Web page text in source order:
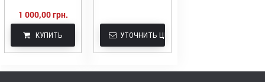
1 000,00 грн.
КУПИТЬ УТОЧНИТЬ ЦЕНУ